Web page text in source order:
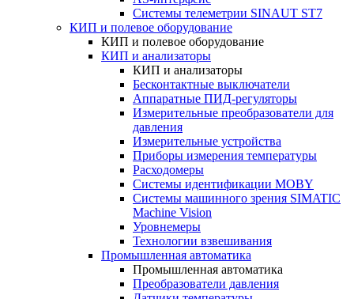
Системы телеметрии SINAUT ST7
КИП и полевое оборудование
КИП и полевое оборудование
КИП и анализаторы
КИП и анализаторы
Бесконтактные выключатели
Аппаратные ПИД-регуляторы
Измерительные преобразователи для
давления
Измерительные устройства
Приборы измерения температуры
Расходомеры
Системы идентификации MOBY
Системы машинного зрения SIMATIC
Machine Vision
Уровнемеры
Технологии взвешивания
Промышленная автоматика
Промышленная автоматика
Преобразователи давления